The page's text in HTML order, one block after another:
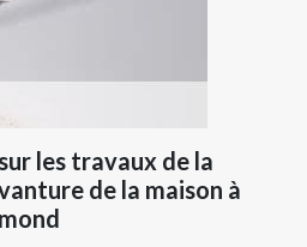
les travaux de la
de la maison à